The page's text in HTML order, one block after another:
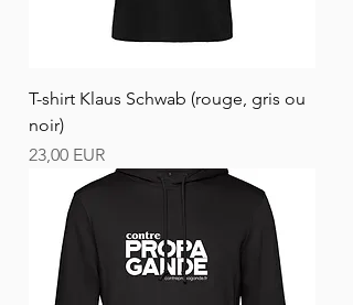
T-shirt Klaus Schwab (rouge, gris ou
noir)
Ár
23,00 EUR